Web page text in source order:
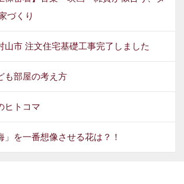
づくり
山市 注文住宅基礎工事完了しました
も部屋の考え方
ヒトコマ
」を一番想像させる花は？！